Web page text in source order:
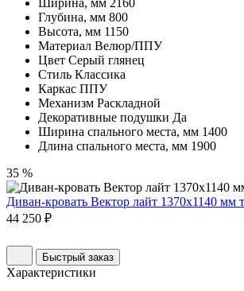
Глубина, мм 800
Высота, мм 1150
Материал Велюр/ППУ
Цвет Серый глянец
Стиль Классика
Каркас ППУ
Механизм Раскладной
Декоративные подушки Да
Ширина спального места, мм 1400
Длина спального места, мм 1900
35 %
Диван-кровать Вектор лайт 1370х1140 мм
44 250 ₽
Быстрый заказ
Характеристики